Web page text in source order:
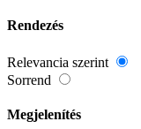
Rendezés
Relevancia szerint
Sorrend
Megjelenítés